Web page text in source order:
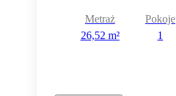
Metraż
26,52 m²
Pokoje
1